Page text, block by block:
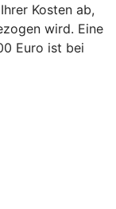
Kosten ab,
wird. Eine
Euro ist bei